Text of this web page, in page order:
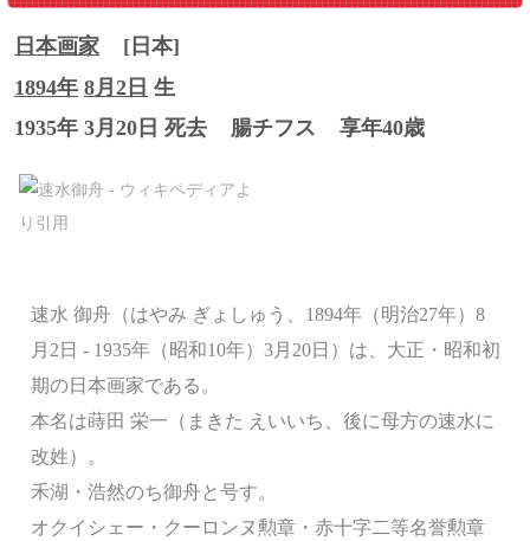
日本画家
[日本]
1894年 8月2日 生
1935年 3月20日 死去
腸チフス 享年40歳
速水 御舟（はやみ ぎょしゅう、1894年（明治27年）8
月2日 - 1935年（昭和10年）3月20日）は、大正・昭和初
期の日本画家である。
本名は蒔田 栄一（まきた えいいち、後に母方の速水に
改姓）。
禾湖・浩然のち御舟と号す。
オクイシェー・クーロンヌ勲章・赤十字二等名誉勲章